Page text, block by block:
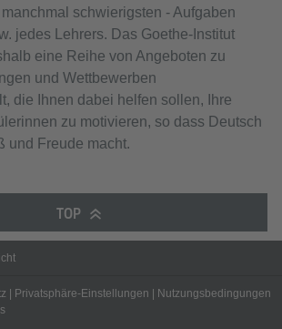
schwierigsten - Aufgaben
jedes Lehrers. Das Goethe-Institut
eine Reihe von Angeboten zu
und Wettbewerben
die Ihnen dabei helfen sollen, Ihre
zu motivieren, so dass Deutsch
und Freude macht.
TOP
Privatsphäre-Einstellungen
Nutzungsbedingungen